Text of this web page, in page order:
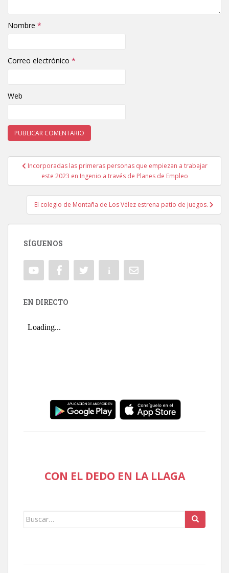
Nombre *
Correo electrónico *
Web
Navegación de entradas
Incorporadas las primeras personas que empiezan a trabajar
este 2023 en Ingenio a través de Planes de Empleo
El colegio de Montaña de Los Vélez estrena patio de juegos.
SÍGUENOS
EN DIRECTO
CON EL DEDO EN LA LLAGA
Buscar: